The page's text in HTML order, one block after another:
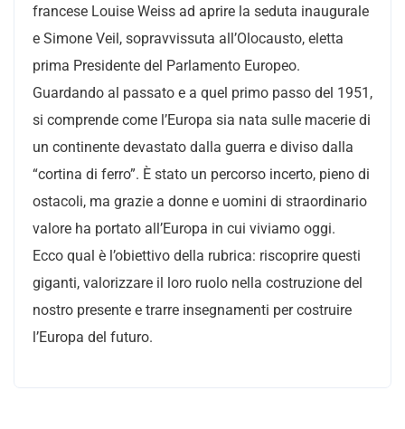
francese Louise Weiss ad aprire la seduta inaugurale
e Simone Veil, sopravvissuta all’Olocausto, eletta
prima Presidente del Parlamento Europeo.
Guardando al passato e a quel primo passo del 1951,
si comprende come l’Europa sia nata sulle macerie di
un continente devastato dalla guerra e diviso dalla
“cortina di ferro”. È stato un percorso incerto, pieno di
ostacoli, ma grazie a donne e uomini di straordinario
valore ha portato all’Europa in cui viviamo oggi.
Ecco qual è l’obiettivo della rubrica: riscoprire questi
giganti, valorizzare il loro ruolo nella costruzione del
nostro presente e trarre insegnamenti per costruire
l’Europa del futuro.